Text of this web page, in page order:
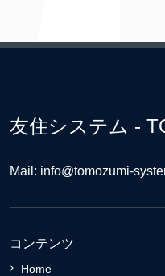
友住システム -
Mail: info@tomozumi-
コンテンツ
Home